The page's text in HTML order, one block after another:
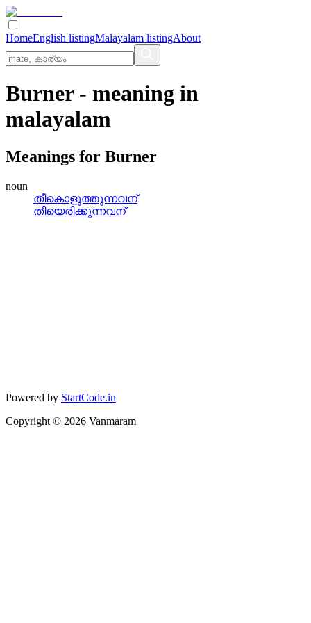
HomeEnglish listingMalayalam listingAbout
Burner- meaning in
malayalam
Meanings for Burner
noun
തീകൊളുത്തുന്നവന്
തീയെരിക്കുന്നവന്
Powered by StartCode.in
Copyright © 2026 Vanmaram